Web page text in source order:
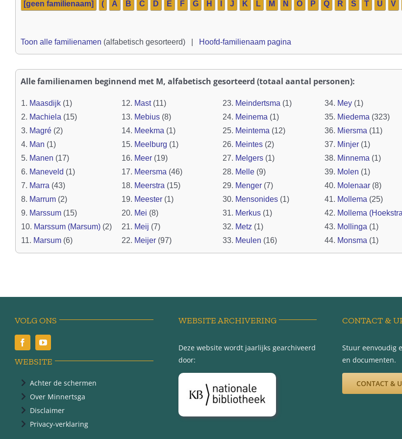
[geen familienaam] ( A B C D E F G H J K L M N O P Q R S T U V
Toon alle familienamen (alfabetisch gesorteerd) | Hoofd-familienaam pagina
Alle familienamen beginnend met M, alfabetisch gesorteerd (totaal aantal personen):
1. Maasdijk (1)
2. Machiela (15)
3. Magré (2)
4. Man (1)
5. Manen (17)
6. Maneveld (1)
7. Marra (43)
8. Marrum (2)
9. Marssum (15)
10. Marssum (Marsum) (2)
11. Marsum (6)
12. Mast(11)
13. Mebius (8)
14. Meekma (1)
15. Meelburg (1)
16. Meer (19)
17. Meersma (46)
18. Meerstra (15)
19. Meester (1)
20. Mei (8)
21. Meij (7)
22. Meijer (97)
23. Meindertsma (1)
24. Meinema (1)
25. Meintema (12)
26. Meintes (2)
27. Melgers (1)
28. Melle (9)
29. Menger (7)
30. Mensonides (1)
31. Merkus (1)
32. Metz (1)
33. Meulen (16)
34. Mey (1)
35. Miedema (323)
36. Miersma (11)
37. Minjer (1)
38. Minnema (1)
39. Molen (1)
40. Molenaar (8)
41. Mollema (25)
42. Mollema
43. Mollinga (1)
44. Monsma (1)
VOLG ONS
WEBSITE
Achter de schermen
Over Minnertsga
Disclaimer
Privacy-verklaring
WEBSITE ARCHIVERING
Deze website wordt jaarlijks gearchiveerd
door:
CONTACT &
Stuur eenvoudig
en documenten.
CONTACT &